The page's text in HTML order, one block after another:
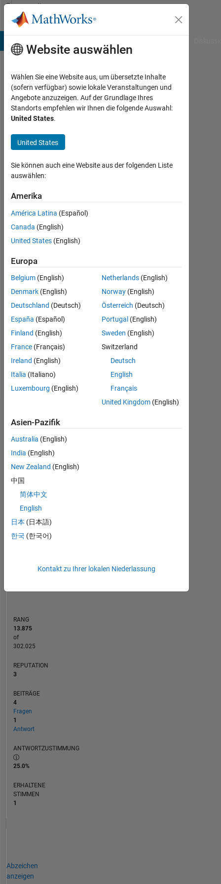
Weiter zum Inhalt
Community
Profile
Mark
Thomas
Last
etwa
ein
Jahr
Aktiv
seit
2018
0
Following:
0
Follow
Nachricht
Software
engineer
years,
mainly
Solaris
&
Linux.
Mehr
anzeigen
Statistik
MATLAB Answers
BEITRÄGE L
0
2
11/23
RANG
13.875
of
302.025
REPUTATION
3
BEITRÄGE
4
Fragen
1
Antwort
ANTWORTZUSTIMMUNG
25.0%
ERHALTENE
STIMMEN
1
Abzeichen
anzeigen
Website auswählen
Wählen Sie eine Website aus, um übersetzte Inhalte
(sofern verfügbar) sowie lokale Veranstaltungen und
Angebote anzuzeigen. Auf der Grundlage Ihres
Standorts empfehlen wir Ihnen die folgende Auswahl:
United States.
United States
Sie können auch eine Website aus der folgenden Liste
auswählen:
Amerika
América Latina (Español)
Canada (English)
United States (English)
Europa
Belgium (English)
Denmark (English)
Deutschland (Deutsch)
España (Español)
Finland (English)
France (Français)
Ireland (English)
Italia (Italiano)
Luxembourg (English)
Netherlands (English)
Norway (English)
Österreich (Deutsch)
Portugal (English)
Sweden (English)
Switzerland
Deutsch
English
Français
United Kingdom (English)
Asien-Pazifik
Australia (English)
India (English)
New Zealand (English)
中国
简体中文
English
日本 (日本語)
한국 (한국어)
Kontakt zu Ihrer lokalen Niederlassung